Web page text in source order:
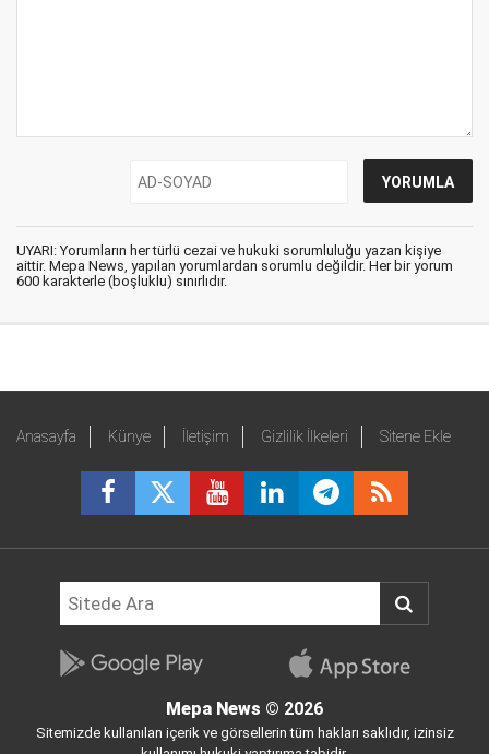
UYARI: Yorumların her türlü cezai ve hukuki sorumluluğu yazan kişiye
aittir. Mepa News, yapılan yorumlardan sorumlu değildir. Her bir yorum
600 karakterle (boşluklu) sınırlıdır.
Anasayfa Künye İletişim Gizlilik İlkeleri Sitene Ekle
Mepa News © 2026
Sitemizde kullanılan içerik ve görsellerin tüm hakları saklıdır, izinsiz